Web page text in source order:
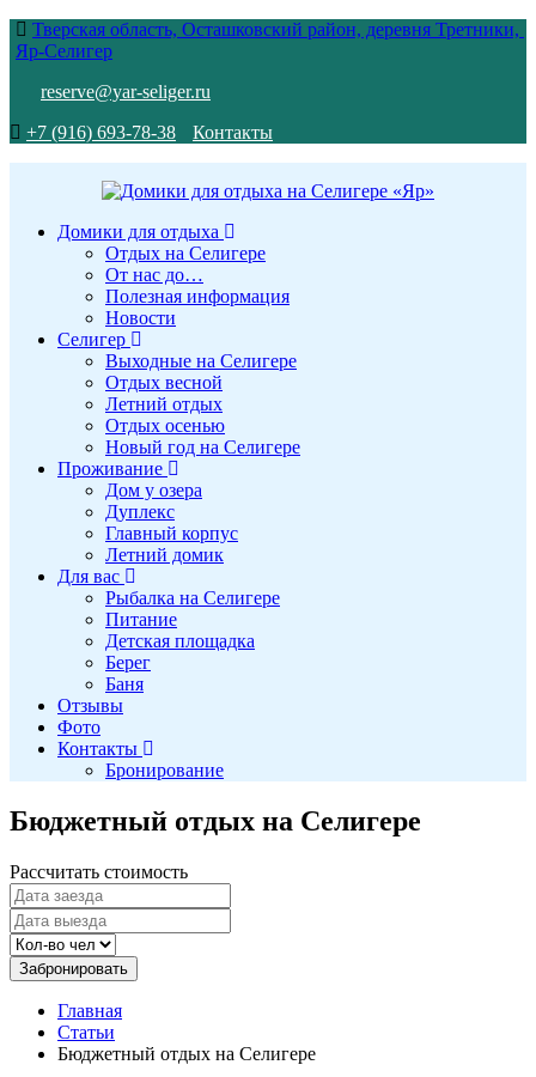
Тверская область, Осташковский район, деревня Третники,
Яр-Селигер
reserve@yar-seliger.ru
+7 (916) 693-78-38
Контакты
Домики для отдыха
Отдых на Селигере
От нас до…
Полезная информация
Новости
Селигер
Выходные на Селигере
Отдых весной
Летний отдых
Отдых осенью
Новый год на Селигере
Проживание
Дом у озера
Дуплекс
Главный корпус
Летний домик
Для вас
Рыбалка на Селигере
Питание
Детская площадка
Берег
Баня
Отзывы
Фото
Контакты
Бронирование
Бюджетный отдых на Селигере
Рассчитать стоимость
Забронировать
Главная
Статьи
Бюджетный отдых на Селигере